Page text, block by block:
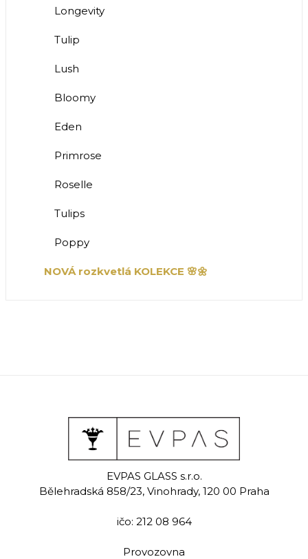
Longevity
Tulip
Lush
Bloomy
Eden
Primrose
Roselle
Tulips
Poppy
NOVÁ rozkvetlá KOLEKCE 🌸🌼
EVPAS GLASS s.r.o.
Bělehradská 858/23, Vinohrady, 120 00 Praha
ičo: 212 08 964
Provozovna